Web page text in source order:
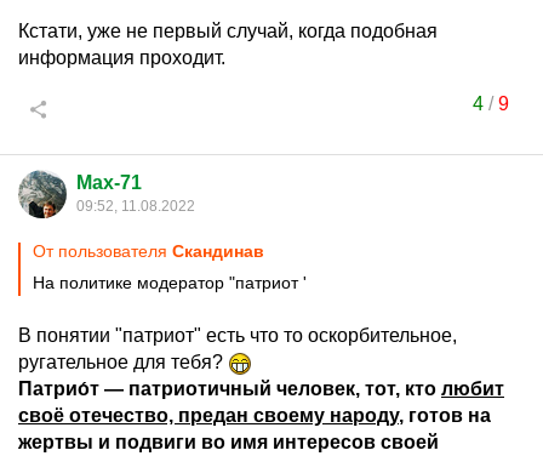
Кстати, уже не первый случай, когда подобная
информация проходит.
4/9
Max-71
09:52, 11.08.2022
От пользователя Скандинав
На политике модератор "патриот '
В понятии "патриот" есть что то оскорбительное,
ругательное для тебя?
Патрио́т — патриотичный человек, тот, кто любит
своё отечество, предан своему народу, готов на
жертвы и подвиги во имя интересов своей